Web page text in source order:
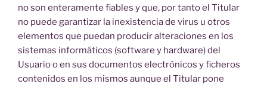
no son enteramente fiables y que, por tanto el Titular
no puede garantizar la inexistencia de virus u otros
elementos que puedan producir alteraciones en los
sistemas informáticos (software y hardware) del
Usuario o en sus documentos electrónicos y ficheros
contenidos en los mismos aunque el Titular pone